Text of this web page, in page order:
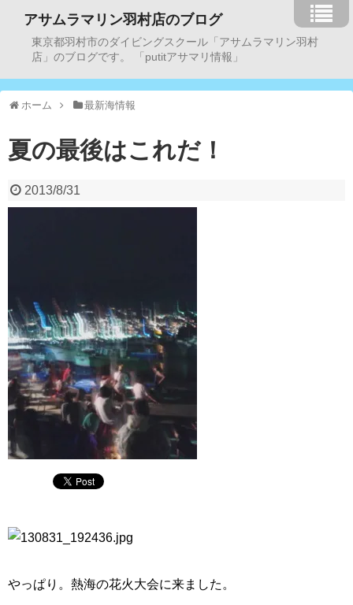
アサムラマリン羽村店のブログ
東京都羽村市のダイビングスクール「アサムラマリン羽村
店」のブログです。 「putitアサマリ情報」
ホーム 最新海情報
夏の最後はこれだ！
2013/8/31
やっぱり。熱海の花火大会に来ました。